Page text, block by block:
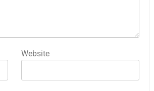
Website